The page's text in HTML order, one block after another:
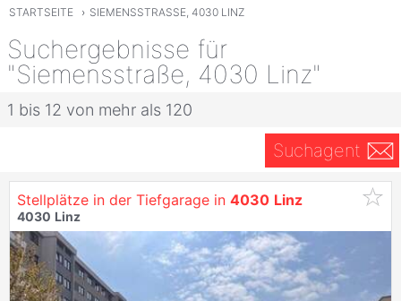
STARTSEITE › SIEMENSSTRASSE, 4030 LINZ
Suchergebnisse für
"Siemensstraße, 4030 Linz"
1 bis 12 von mehr als 120
Suchagent
Stellplätze in der Tiefgarage in 4030 Linz
4030 Linz